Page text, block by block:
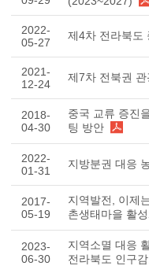
2022-
05-27
제4차 전라북도
2021-
12-24
제7차 전북권
2018-
04-30
중국 교류 증진
팅 방안
2022-
01-31
지방분권 대응
2017-
05-19
지역발전, 이제
촌생태마을 활
2023-
06-30
지역소멸 대응
전라북도 인구